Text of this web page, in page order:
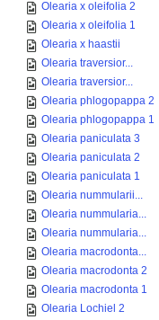
Olearia x oleifolia 2
Olearia x oleifolia 1
Olearia x haastii
Olearia traversior...
Olearia traversior...
Olearia phlogopappa 2
Olearia phlogopappa 1
Olearia paniculata 3
Olearia paniculata 2
Olearia paniculata 1
Olearia nummularii...
Olearia nummularia...
Olearia nummularia...
Olearia macrodonta...
Olearia macrodonta 2
Olearia macrodonta 1
Olearia Lochiel 2